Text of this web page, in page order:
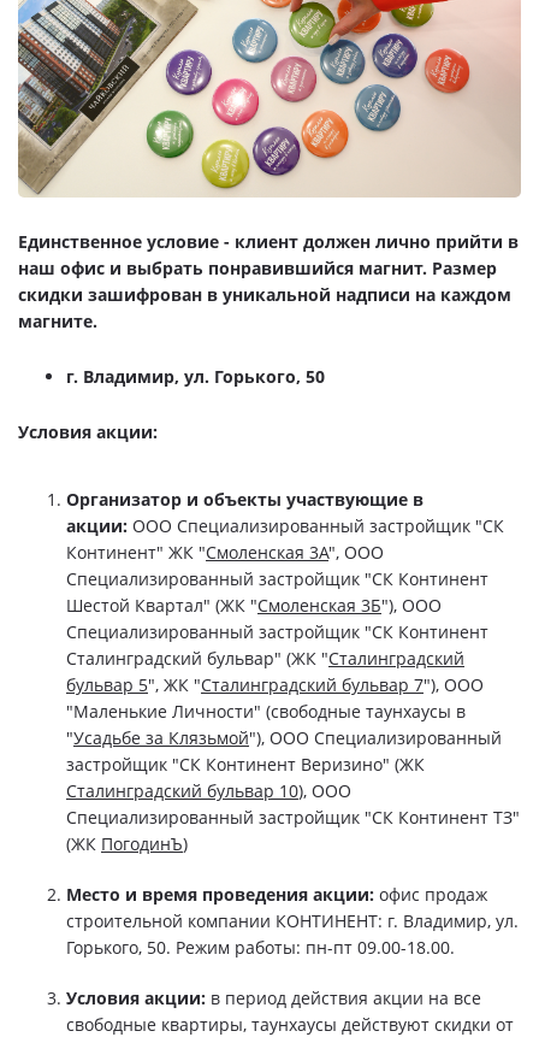
Единственное условие - клиент должен лично прийти в
наш офис и выбрать понравившийся магнит. Размер
скидки зашифрован в уникальной надписи на каждом
магните.
г. Владимир, ул. Горького, 50
Условия акции:
Организатор и объекты участвующие в
акции: ООО Специализированный застройщик "СК
Континент" ЖК "Смоленская 3А", ООО
Специализированный застройщик "СК Континент
Шестой Квартал" (ЖК "Смоленская 3Б"), ООО
Специализированный застройщик "СК Континент
Сталинградский бульвар" (ЖК "Сталинградский
бульвар 5", ЖК "Сталинградский бульвар 7"), ООО
"Маленькие Личности" (свободные таунхаусы в
"Усадьбе за Клязьмой"), ООО Специализированный
застройщик "СК Континент Веризино" (ЖК
Сталинградский бульвар 10), ООО
Специализированный застройщик "СК Континент ТЗ"
(ЖК ПогодинЪ)
Место и время проведения акции: офис продаж
строительной компании КОНТИНЕНТ: г. Владимир, ул.
Горького, 50. Режим работы: пн-пт 09.00-18.00.
Условия акции: в период действия акции на все
свободные квартиры, таунхаусы действуют скидки от